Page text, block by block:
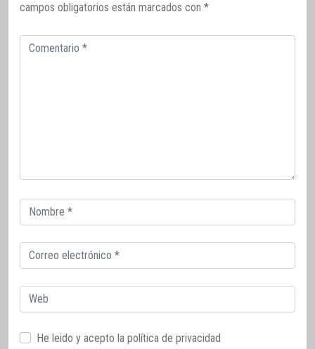
campos obligatorios están marcados con *
Comentario
Correo
electrónico
Correo
electrónico
Web
He leido y acepto la política de privacidad